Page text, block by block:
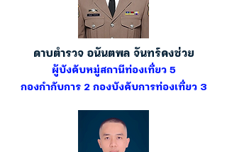
ดาบตำรวจ อนันตพล จันทร์คงช่วย
ผู้บังคับหมู่สถานีท่องเที่ยว 5
กองกำกับการ 2 กองบังคับการท่องเที่ยว 3